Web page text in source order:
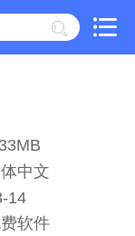
中文
14
软件